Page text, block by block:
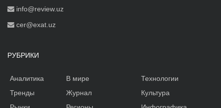
info@review.uz
cer@exat.uz
РУБРИКИ
Аналитика
Тренды
В мире
Журнал
Технологии
Культура